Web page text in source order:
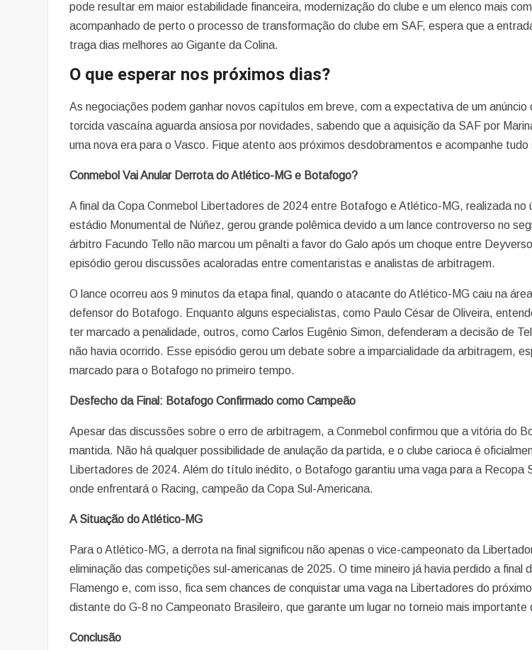
pode resultar em maior estabilidade financeira, modernização do clube e um elenco mais
acompanhado de perto o processo de transformação do clube em SAF, espera que a
traga dias melhores ao Gigante da Colina.
O que esperar nos próximos dias?
As negociações podem ganhar novos capítulos em breve, com a expectativa de um anúncio
torcida vascaína aguarda ansiosa por novidades, sabendo que a aquisição da SAF por
uma nova era para o Vasco. Fique atento aos próximos desdobramentos e acompanhe
Conmebol Vai Anular Derrota do Atlético-MG e Botafogo?
A final da Copa Conmebol Libertadores de 2024 entre Botafogo e Atlético-MG, realizada no
estádio Monumental de Núñez, gerou grande polêmica devido a um lance controverso no
árbitro Facundo Tello não marcou um pênalti a favor do Galo após um choque entre
episódio gerou discussões acaloradas entre comentaristas e analistas de arbitragem.
O lance ocorreu aos 9 minutos da etapa final, quando o atacante do Atlético-MG caiu na
defensor do Botafogo. Enquanto alguns especialistas, como Paulo César de Oliveira,
ter marcado a penalidade, outros, como Carlos Eugênio Simon, defenderam a decisão de
não havia ocorrido. Esse episódio gerou um debate sobre a imparcialidade da arbitragem,
marcado para o Botafogo no primeiro tempo.
Desfecho da Final: Botafogo Confirmado como Campeão
Apesar das discussões sobre o erro de arbitragem, a Conmebol confirmou que a vitória do
mantida. Não há qualquer possibilidade de anulação da partida, e o clube carioca é
Libertadores de 2024. Além do título inédito, o Botafogo garantiu uma vaga para a Recopa
onde enfrentará o Racing, campeão da Copa Sul-Americana.
A Situação do Atlético-MG
Para o Atlético-MG, a derrota na final significou não apenas o vice-campeonato da
eliminação das competições sul-americanas de 2025. O time mineiro já havia perdido a final
Flamengo e, com isso, fica sem chances de conquistar uma vaga na Libertadores do
distante do G-8 no Campeonato Brasileiro, que garante um lugar no torneio mais importante
Conclusão